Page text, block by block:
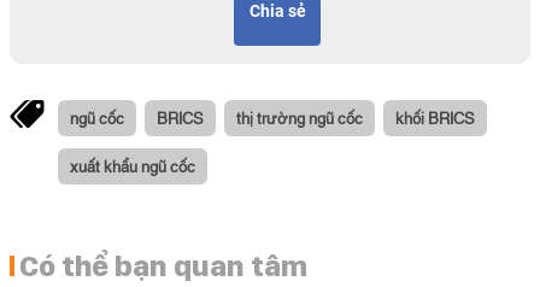
Chia sẻ
ngũ cốc BRICS thị trường ngũ cốc khối BRICS
xuất khẩu ngũ cốc
Có thể bạn quan tâm